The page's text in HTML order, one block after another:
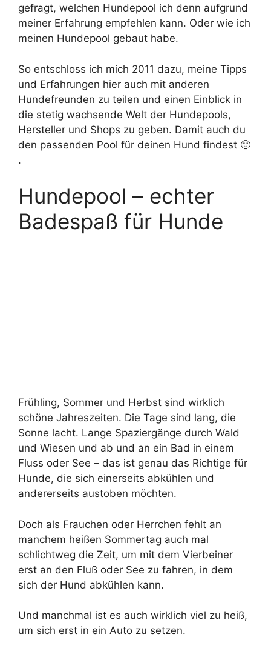
gefragt, welchen Hundepool ich denn aufgrund
meiner Erfahrung empfehlen kann. Oder wie ich
meinen Hundepool gebaut habe.
So entschloss ich mich 2011 dazu, meine Tipps
und Erfahrungen hier auch mit anderen
Hundefreunden zu teilen und einen Einblick in
die stetig wachsende Welt der Hundepools,
Hersteller und Shops zu geben. Damit auch du
den passenden Pool für deinen Hund findest 🙂
.
Hundepool – echter
Badespaß für Hunde
Frühling, Sommer und Herbst sind wirklich
schöne Jahreszeiten. Die Tage sind lang, die
Sonne lacht. Lange Spaziergänge durch Wald
und Wiesen und ab und an ein Bad in einem
Fluss oder See – das ist genau das Richtige für
Hunde, die sich einerseits abkühlen und
andererseits austoben möchten.
Doch als Frauchen oder Herrchen fehlt an
manchem heißen Sommertag auch mal
schlichtweg die Zeit, um mit dem Vierbeiner
erst an den Fluß oder See zu fahren, in dem
sich der Hund abkühlen kann.
Und manchmal ist es auch wirklich viel zu heiß,
um sich erst in ein Auto zu setzen.